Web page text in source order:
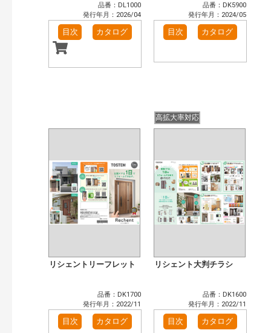
品番：DL1000
発行年月：2026/04
目次 カタログ
品番：DK5900
発行年月：2024/05
目次 カタログ
リシェントリーフレット
品番：DK1700
発行年月：2022/11
目次 カタログ
高拡大率対応
リシェント大判チラシ
品番：DK1600
発行年月：2022/11
目次 カタログ